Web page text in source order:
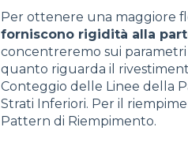
Per ottenere una maggiore
forniscono rigidità alla
concentreremo sui
quanto riguarda il
Conteggio delle Linee della
Strati Inferiori. Per il
Pattern di Riempimento.